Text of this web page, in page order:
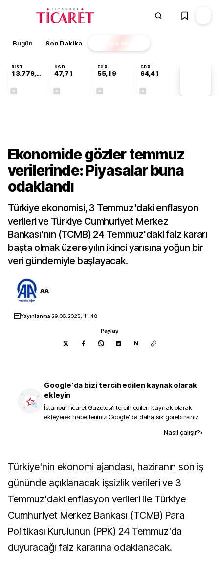
Bugün Son Dakika Finans EKSTRA
BIST
13.779,39
USD
47,71
EUR
55,19
GBP
64,41
Ekonomide gözler temmuz
verilerinde: Piyasalar buna
odaklandı
Türkiye ekonomisi, 3 Temmuz'daki enflasyon
verileri ve Türkiye Cumhuriyet Merkez
Bankası'nın (TCMB) 24 Temmuz'daki faiz kararı
başta olmak üzere yılın ikinci yarısına yoğun bir
veri gündemiyle başlayacak.
AA
Yayınlanma 29.06.2025, 11:48
Paylaş
N
Google'da bizi tercih edilen kaynak olarak
ekleyin
İstanbul Ticaret Gazetesi'i tercih edilen kaynak olarak
ekleyerek haberlerimizi Google'da daha sık görebilirsiniz.
Nasıl çalışır?›
Türkiye'nin ekonomi ajandası, haziranın son iş
gününde açıklanacak işsizlik verileri ve 3
Temmuz'daki enflasyon verileri ile Türkiye
Cumhuriyet Merkez Bankası (TCMB) Para
Politikası Kurulunun (PPK) 24 Temmuz'da
duyuracağı faiz kararına odaklanacak.